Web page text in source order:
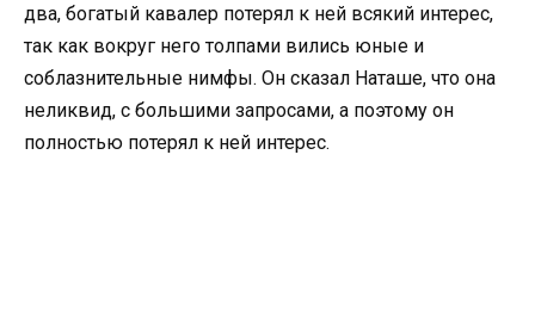
два, богатый кавалер потерял к ней всякий интерес,
так как вокруг него толпами вились юные и
соблазнительные нимфы. Он сказал Наташе, что она
неликвид, с большими запросами, а поэтому он
полностью потерял к ней интерес.